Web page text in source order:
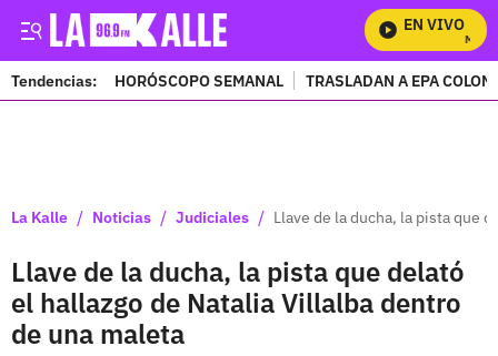
EN VIVO
Mira
Tendencias: HORÓSCOPO SEMANAL TRASLADAN A EPA
La Kalle / Noticias / Judiciales / Llave de la ducha, la pista que
Llave de la ducha, la pista que delató
el hallazgo de Natalia Villalba dentro
de una maleta